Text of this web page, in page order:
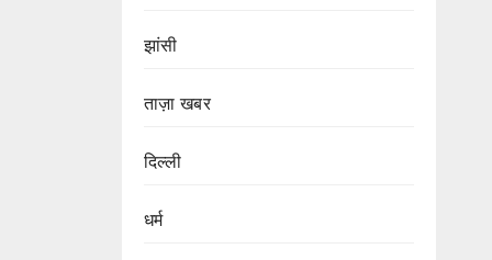
झांसी
ताज़ा खबर
दिल्ली
धर्म